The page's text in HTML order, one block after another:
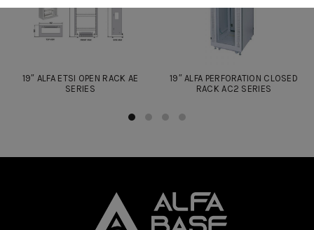
19″ ALFA ETSI OPEN RACK AE
SERIES
19″ ALFA PERFORATION CLOSED
RACK AC2 SERIES